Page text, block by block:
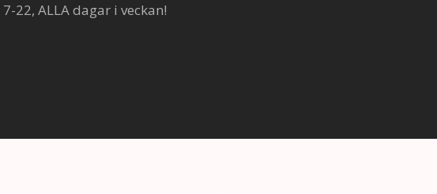
22, ALLA dagar i veckan!